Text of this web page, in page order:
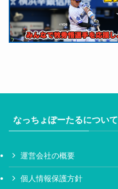
なっちょぽーたるについて
運営会社の概要
個人情報保護方針